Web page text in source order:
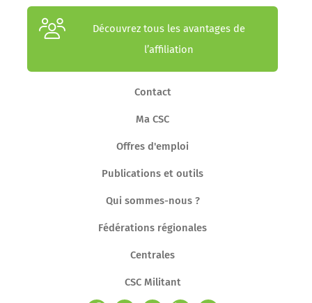
Découvrez tous les avantages de
l’affiliation
Contact
Ma CSC
Offres d'emploi
Publications et outils
Qui sommes-nous ?
Fédérations régionales
Centrales
CSC Militant